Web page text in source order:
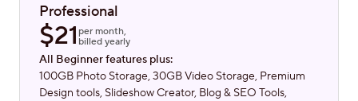
Professional
$21 per month,
billed yearly
All Beginner features plus:
100GB Photo Storage, 30GB Video Storage, Premium
Design tools, Slideshow Creator, Blog & SEO Tools,